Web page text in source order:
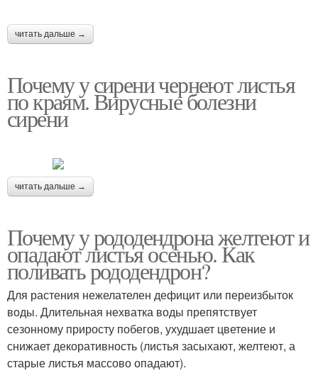
читать дальше →
Почему у сирени чернеют листья
по краям. Вирусные болезни
сирени
читать дальше →
Почему у рододендрона желтеют и
опадают листья осенью. Как
поливать рододендрон?
Для растения нежелателен дефицит или переизбыток
воды. Длительная нехватка воды препятствует
сезонному приросту побегов, ухудшает цветение и
снижает декоративность (листья засыхают, желтеют, а
старые листья массово опадают).